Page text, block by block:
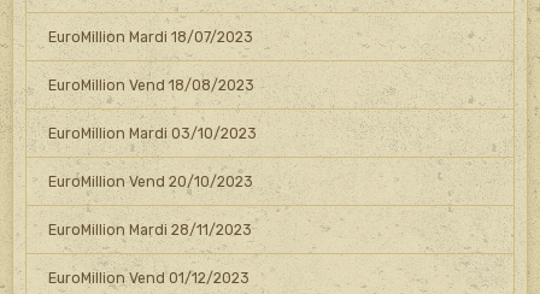
EuroMillion Mardi 18/07/2023
EuroMillion Vend 18/08/2023
EuroMillion Mardi 03/10/2023
EuroMillion Vend 20/10/2023
EuroMillion Mardi 28/11/2023
EuroMillion Vend 01/12/2023